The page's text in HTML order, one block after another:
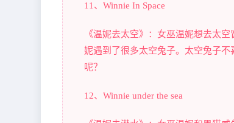
11、Winnie In Space
《温妮去太空》：女巫温妮想去太
妮遇到了很多太空兔子。太空兔子
呢？
12、Winnie under the sea